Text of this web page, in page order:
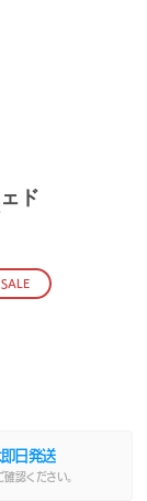
ド
SALE
日発送
確認ください。